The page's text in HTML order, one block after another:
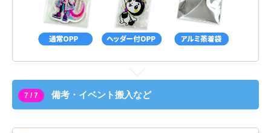
7 / 7 備考・イベント搬入など